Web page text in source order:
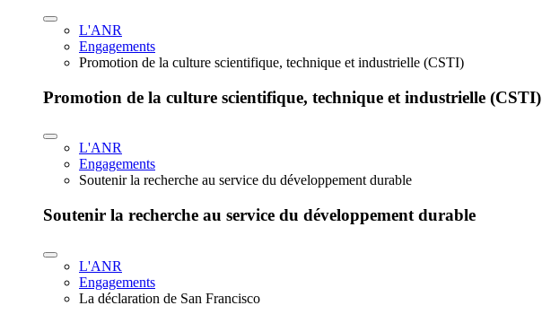
L'ANR
Engagements
Promotion de la culture scientifique, technique et industrielle (CSTI)
Promotion de la culture scientifique, technique et industrielle (CSTI)
L'ANR
Engagements
Soutenir la recherche au service du développement durable
Soutenir la recherche au service du développement durable
L'ANR
Engagements
La déclaration de San Francisco